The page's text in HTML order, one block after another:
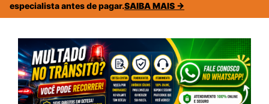
especialista antes de pagar.SAIBA MAIS →